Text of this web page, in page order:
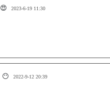
😍 2023-6-19 11:30
😶 2022-9-12 20:39